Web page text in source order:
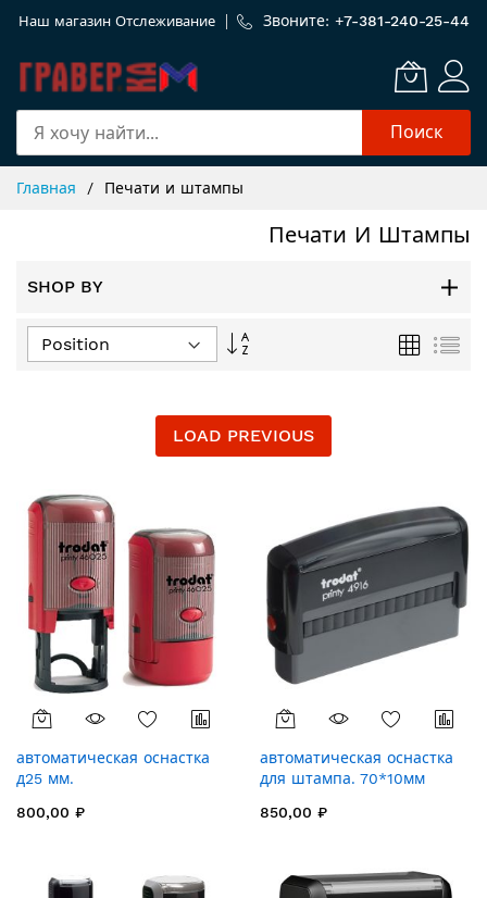
Наш магазин Отслеживание Звоните: +7-381-240-25-44
Поиск
Главная Печати и штампы
Печати И Штампы
SHOP BY
Задать
Сетка
LOAD PREVIOUS
автоматическая оснастка
д25 мм.
800,00 ₽
автоматическая оснастка
для штампа. 70*10мм
850,00 ₽